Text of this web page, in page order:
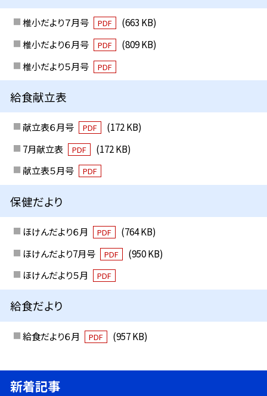
椎小だより７月号 PDF
(663 KB)
椎小だより６月号
PDF
(809 KB)
椎小だより５月号
PDF
給食献立表
献立表６月号 PDF
(172 KB)
7月献立表
PDF
(172 KB)
献立表５月号
PDF
保健だより
ほけんだより６月 PDF
(764 KB)
ほけんだより7月号
PDF
(950 KB)
ほけんだより５月
PDF
給食だより
給食だより６月 PDF (957 KB)
新着記事